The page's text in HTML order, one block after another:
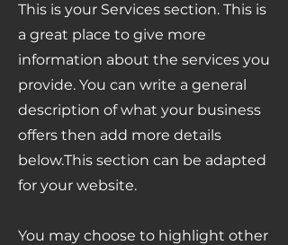
This is your Services section. This is
a great place to give more
information about the services you
provide. You can write a general
description of what your business
offers then add more details
below.This section can be adapted
for your website.
You may choose to highlight other